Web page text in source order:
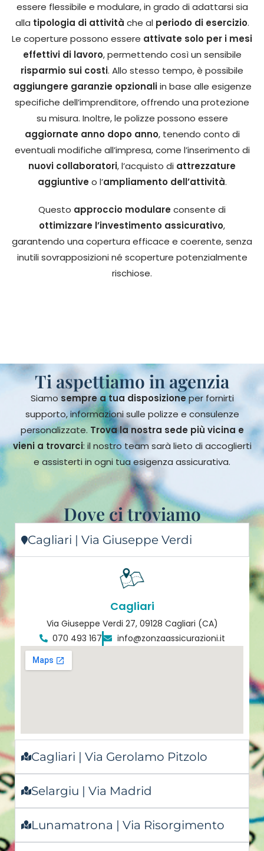
essere flessibile e modulare, in grado di adattarsi sia
alla tipologia di attività che al periodo di esercizio.
Le coperture possono essere attivate solo per i mesi
effettivi di lavoro, permettendo così un sensibile
risparmio sui costi. Allo stesso tempo, è possibile
aggiungere garanzie opzionaliin base alle esigenze
specifiche dell’imprenditore, offrendo una protezione
su misura. Inoltre, le polizze possono essere
aggiornate anno dopo anno, tenendo conto di
eventuali modifiche all’impresa, come l’inserimento di
nuovi collaboratori, l’acquisto di attrezzature
aggiuntiveo l’ampliamento dell’attività.
Questo approccio modulareconsente di
ottimizzare l’investimento assicurativo,
garantendo una copertura efficace e coerente, senza
inutili sovrapposizioni né scoperture potenzialmente
rischiose.
Siamo sempre a tua disposizione per fornirti
supporto, informazioni sulle polizze e consulenze
personalizzate. Trova la nostra sede più vicina e
vieni a trovarci: il nostro team sarà lieto di accoglierti
e assisterti in ogni tua esigenza assicurativa.
Ti aspettiamo in agenzia
Dove ci troviamo
Cagliari | Via Giuseppe Verdi
Cagliari
Via Giuseppe Verdi 27, 09128 Cagliari (CA)
070 493 167
info@zonzaassicurazioni.it
Cagliari | Via Gerolamo Pitzolo
Selargiu | Via Madrid
Lunamatrona | Via Risorgimento